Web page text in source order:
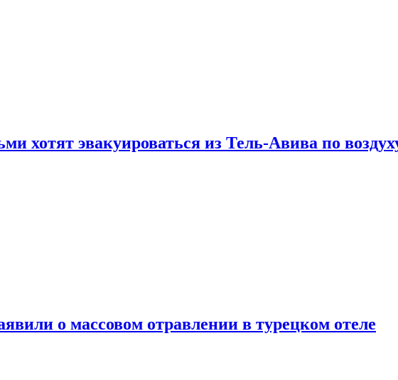
хотят эвакуироваться из Тель-Авива по
о массовом отравлении в турецком отеле